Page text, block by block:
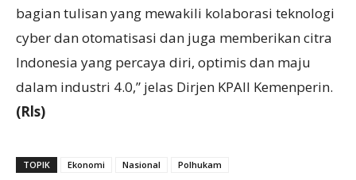
bagian tulisan yang mewakili kolaborasi teknologi
cyber dan otomatisasi dan juga memberikan citra
Indonesia yang percaya diri, optimis dan maju
dalam industri 4.0,” jelas Dirjen KPAII Kemenperin.
(Rls)
TOPIK Ekonomi Nasional Polhukam